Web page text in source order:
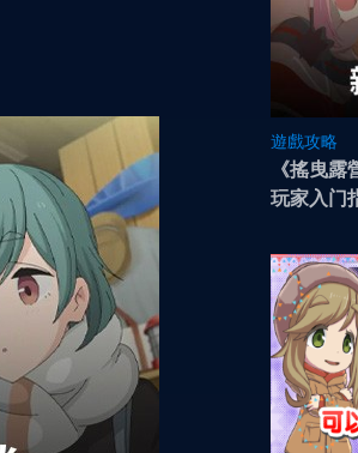
遊戲攻略
《搖曳
玩家入门